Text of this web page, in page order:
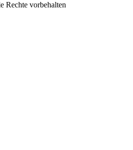
Rechte vorbehalten